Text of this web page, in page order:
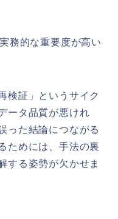
務的な重要度が高い
証」というサイク
ータ品質が悪けれ
った結論につながる
ためには、手法の裏
する姿勢が欠かせま